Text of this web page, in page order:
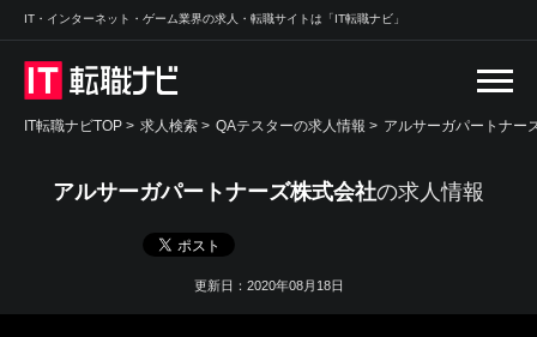
IT・インターネット・ゲーム業界の求人・転職サイトは「IT転職ナビ」
IT転職ナビTOP > 求人検索 > QAテスターの求人情報 > アルサーガパートナー
アルサーガパートナーズ株式会社の求人情報
更新日：2020年08月18日